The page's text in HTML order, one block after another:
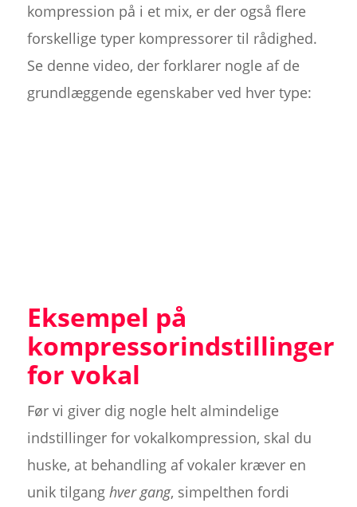
kompression på i et mix, er der også flere
forskellige typer kompressorer til rådighed.
Se denne video, der forklarer nogle af de
grundlæggende egenskaber ved hver type:
Eksempel på
kompressorindstillinger
for vokal
Før vi giver dig nogle helt almindelige
indstillinger for vokalkompression, skal du
huske, at behandling af vokaler kræver en
unik tilgang hver gang, simpelthen fordi